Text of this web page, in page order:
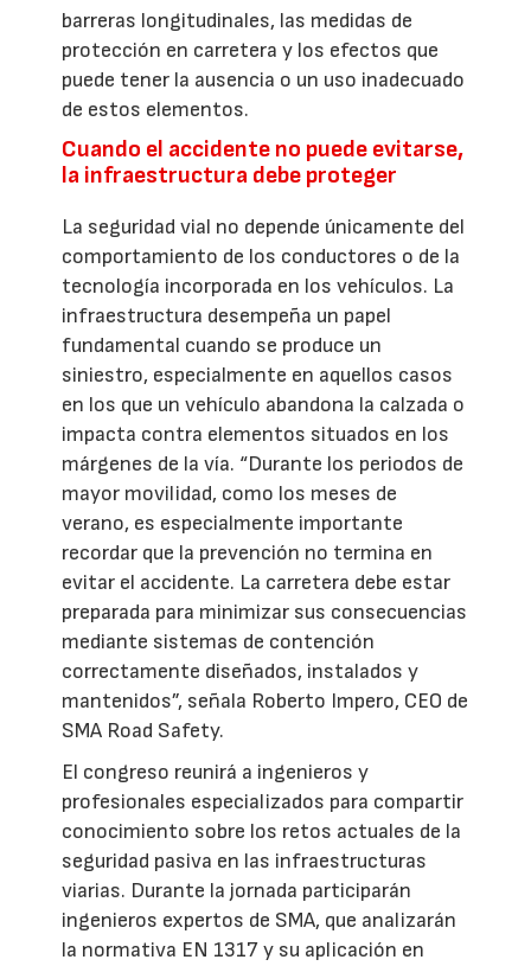
barreras longitudinales, las medidas de
protección en carretera y los efectos que
puede tener la ausencia o un uso inadecuado
de estos elementos.
Cuando el accidente no puede evitarse,
la infraestructura debe proteger
La seguridad vial no depende únicamente del
comportamiento de los conductores o de la
tecnología incorporada en los vehículos. La
infraestructura desempeña un papel
fundamental cuando se produce un
siniestro, especialmente en aquellos casos
en los que un vehículo abandona la calzada o
impacta contra elementos situados en los
márgenes de la vía. “Durante los periodos de
mayor movilidad, como los meses de
verano, es especialmente importante
recordar que la prevención no termina en
evitar el accidente. La carretera debe estar
preparada para minimizar sus consecuencias
mediante sistemas de contención
correctamente diseñados, instalados y
mantenidos”, señala Roberto Impero, CEO de
SMA Road Safety.
El congreso reunirá a ingenieros y
profesionales especializados para compartir
conocimiento sobre los retos actuales de la
seguridad pasiva en las infraestructuras
viarias. Durante la jornada participarán
ingenieros expertos de SMA, que analizarán
la normativa EN 1317 y su aplicación en